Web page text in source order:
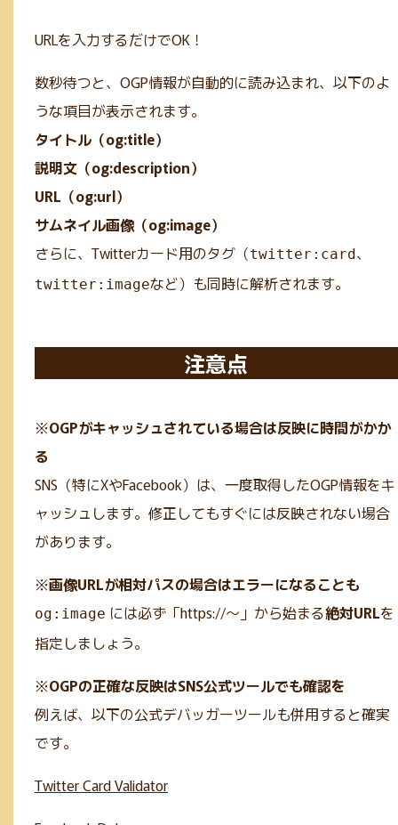
URLを入力するだけでOK！
数秒待つと、OGP情報が自動的に読み込まれ、以下のよ
うな項目が表示されます。
タイトル（og:title）
説明文（og:description）
URL（og:url）
サムネイル画像（og:image）
さらに、Twitterカード用のタグ（twitter:card 、
twitter:imageなど）も同時に解析されます。
注意点
※OGPがキャッシュされている場合は反映に時間がかか
る
SNS（特にXやFacebook）は、一度取得したOGP情報をキ
ャッシュします。修正してもすぐには反映されない場合
があります。
※画像URLが相対パスの場合はエラーになることも
og:image には必ず「https://～」から始まる絶対URLを
指定しましょう。
※OGPの正確な反映はSNS公式ツールでも確認を
例えば、以下の公式デバッガーツールも併用すると確実
です。
Twitter Card Validator